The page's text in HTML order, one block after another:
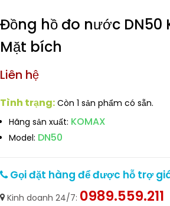
Đồng hồ đo nước DN50
Mặt bích
Liên hệ
Tình trạng: Còn 1 sản phẩm có sẵn.
Hãng sản xuất: KOMAX
Model: DN50
Gọi đặt hàng để được hỗ trợ
Kinh doanh 24/7: 0989.559.211